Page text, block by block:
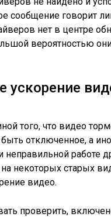
сообщение говорит
нет в центре
вероятностью
ускорение
того, что видео
отключенное, а
неправильной работе
некоторых старых
видео.
проверить,